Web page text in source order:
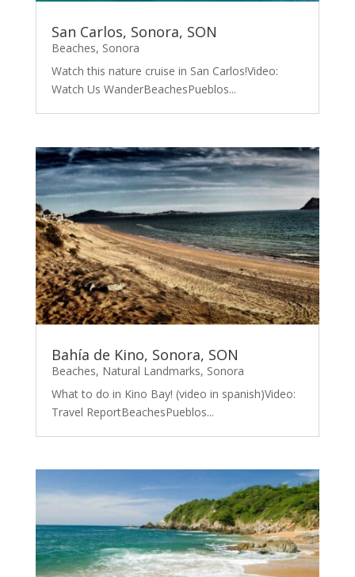
San Carlos, Sonora, SON
Beaches, Sonora
Watch this nature cruise in San Carlos!Video:
Watch Us WanderBeachesPueblos...
Bahía de Kino, Sonora, SON
Beaches, Natural Landmarks, Sonora
What to do in Kino Bay! (video in spanish)Video:
Travel ReportBeachesPueblos...